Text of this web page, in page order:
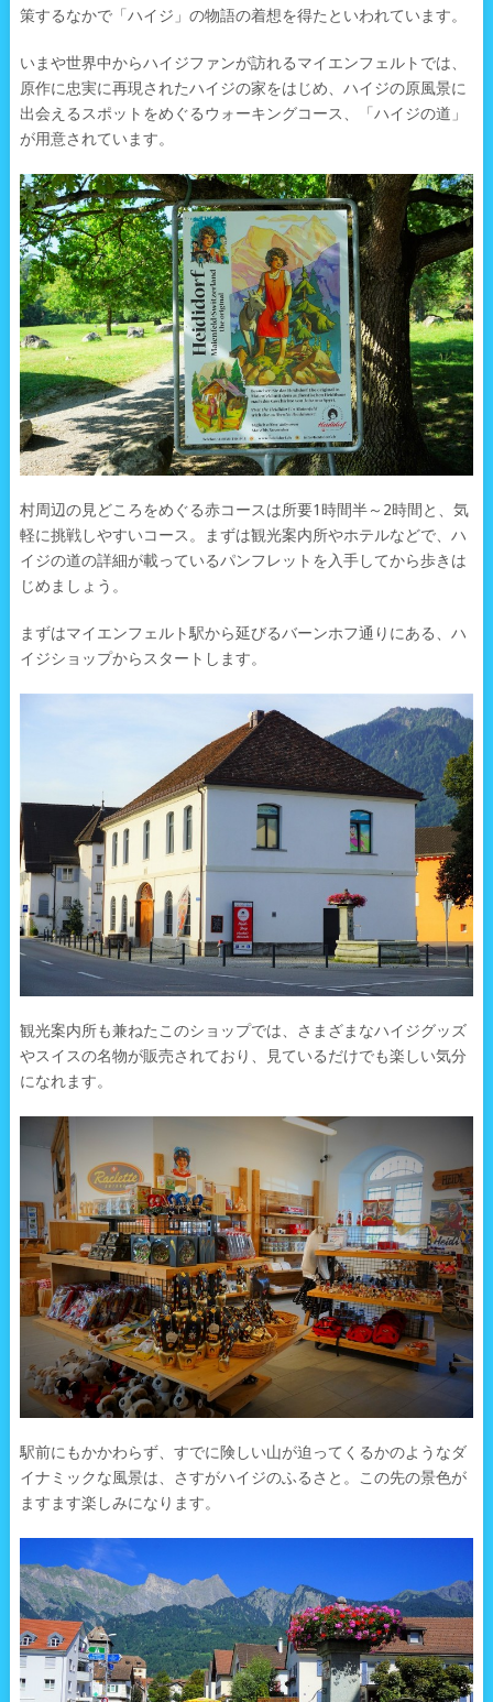
策するなかで「ハイジ」の物語の着想を得たといわれています。
いまや世界中からハイジファンが訪れるマイエンフェルトでは、
原作に忠実に再現されたハイジの家をはじめ、ハイジの原風景に
出会えるスポットをめぐるウォーキングコース、「ハイジの道」
が用意されています。
村周辺の見どころをめぐる赤コースは所要1時間半～2時間と、気
軽に挑戦しやすいコース。まずは観光案内所やホテルなどで、ハ
イジの道の詳細が載っているパンフレットを入手してから歩きは
じめましょう。
まずはマイエンフェルト駅から延びるバーンホフ通りにある、ハ
イジショップからスタートします。
観光案内所も兼ねたこのショップでは、さまざまなハイジグッズ
やスイスの名物が販売されており、見ているだけでも楽しい気分
になれます。
駅前にもかかわらず、すでに険しい山が迫ってくるかのようなダ
イナミックな風景は、さすがハイジのふるさと。この先の景色が
ますます楽しみになります。